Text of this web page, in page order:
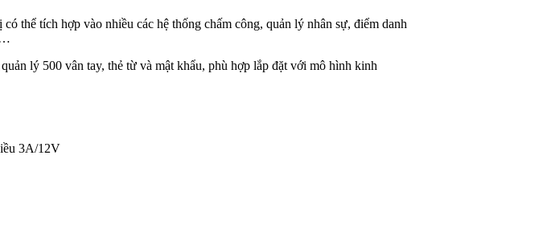
thể tích hợp vào nhiều các hệ thống chấm công, quản lý nhân sự, điểm danh
lý 500 vân tay, thẻ từ và mật khẩu, phù hợp lắp đặt với mô hình kinh
3A/12V